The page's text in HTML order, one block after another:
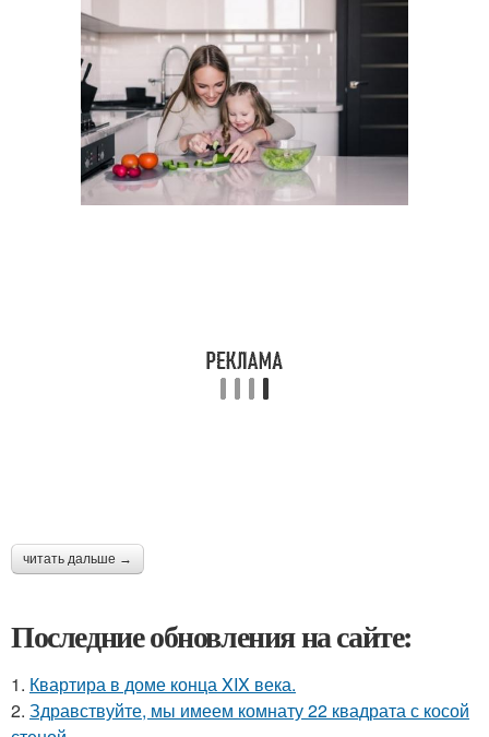
читать дальше →
Последние обновления на сайте:
1. Квартира в доме конца XIX века.
2. Здравствуйте, мы имеем комнату 22 квадрата с косой